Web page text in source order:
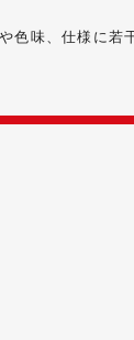
味、仕様に若